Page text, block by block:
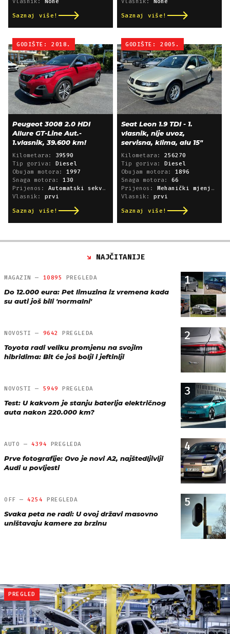
Saznaj više! Saznaj više!
GODIŠTE: 2018.
Peugeot 3008 2.0 HDI
Allure GT-Line Aut.-
1.vlasnik, 39.600 km!
Kilometara: 39590
Tip goriva: Diesel
Obujam motora: 1997
Snaga motora: 130
Prijenos: Automatski sekvencijski
Vlasnik: prvi
Saznaj više!
GODIŠTE: 2005.
Seat Leon 1.9 TDI - 1.
vlasnik, nije uvoz,
servisna, klima, alu 15"
Kilometara: 256270
Tip goriva: Diesel
Obujam motora: 1896
Snaga motora: 66
Prijenos: Mehanički mjenjač
Vlasnik: prvi
Saznaj više!
NAJČITANIJE
1
MAGAZIN — 10895 PREGLEDA
Do 12.000 eura: Pet limuzina iz vremena kada
su auti još bili 'normalni'
2
NOVOSTI — 9642 PREGLEDA
Toyota radi veliku promjenu na svojim
hibridima: Bit će još bolji i jeftiniji
3
NOVOSTI — 5949 PREGLEDA
Test: U kakvom je stanju baterija električnog
auta nakon 220.000 km?
4
AUTO — 4394 PREGLEDA
Prve fotografije: Ovo je novi A2, najštedljiviji
Audi u povijesti
5
OFF —4254 PREGLEDA
Svaka peta ne radi: U ovoj državi masovno
uništavaju kamere za brzinu
PREGLED